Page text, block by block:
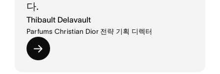
다.
Thibault Delavault
Parfums Christian Dior 전략 기획 디렉터